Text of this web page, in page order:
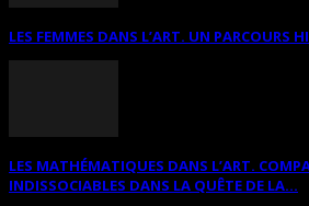
LES FEMMES DANS L’ART. UN PARCOURS
LES MATHÉMATIQUES DANS L’ART.
INDISSOCIABLES DANS LA QUÊTE DE LA...